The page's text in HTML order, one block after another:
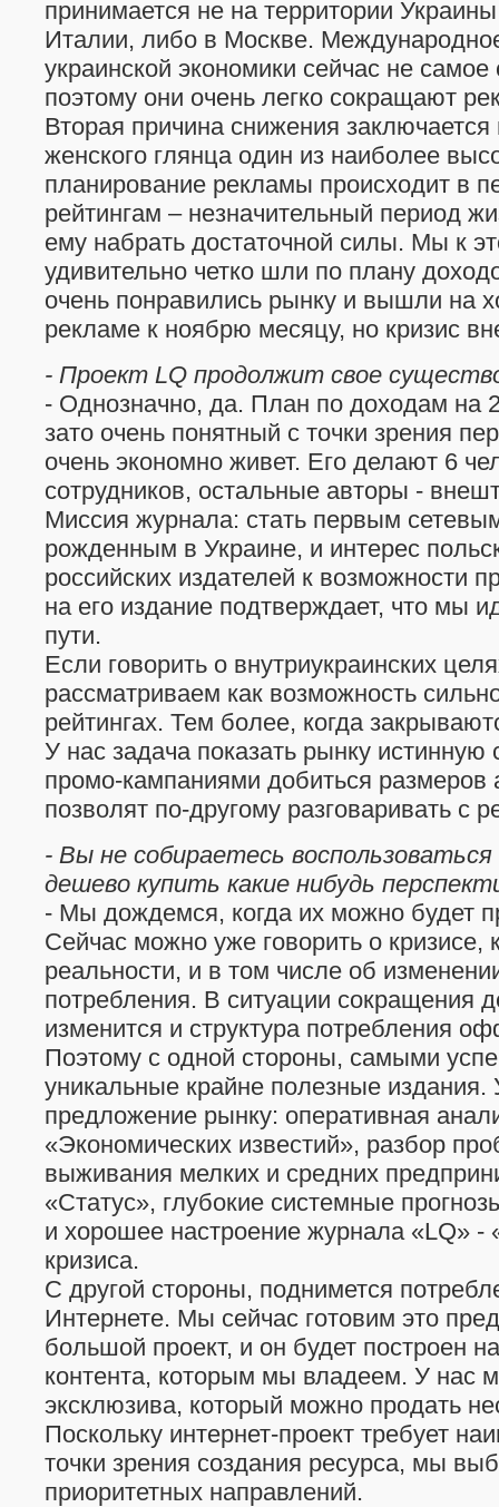
принимается не на территории
Италии, либо в Москве.
украинской экономики сейчас не
поэтому они очень легко сокращают
Вторая причина снижения заключается
женского глянца один из наиболее
планирование рекламы происходит в
рейтингам – незначительный период
ему набрать достаточной силы. Мы к
удивительно четко шли по плану
очень понравились рынку и вышли на
рекламе к ноябрю месяцу, но кризис
- Проект LQ продолжит свое
- Однозначно, да. План по доходам на
зато очень понятный с точки зрения
очень экономно живет. Его делают 6
сотрудников, остальные авторы -
Миссия журнала: стать первым
рожденным в Украине, и интерес
российских издателей к возможности
на его издание подтверждает, что мы
пути.
Если говорить о внутриукраинских
рассматриваем как возможность
рейтингах. Тем более, когда
У нас задача показать рынку истинную
промо-кампаниями добиться размеров
позволят по-другому разговаривать с
- Вы не собираетесь
дешево купить какие нибудь
- Мы дождемся, когда их можно будет
Сейчас можно уже говорить о кризисе,
реальности, и в том числе об
потребления. В ситуации сокращения
изменится и структура потребления
Поэтому с одной стороны, самыми
уникальные крайне полезные издания.
предложение рынку: оперативная
«Экономических известий», разбор
выживания мелких и средних
«Статус», глубокие системные
и хорошее настроение журнала «LQ» -
кризиса.
С другой стороны, поднимется
Интернете. Мы сейчас готовим это
большой проект, и он будет построен
контента, которым мы владеем. У нас
эксклюзива, который можно продать
Поскольку интернет-проект требует
точки зрения создания ресурса, мы
приоритетных направлений.